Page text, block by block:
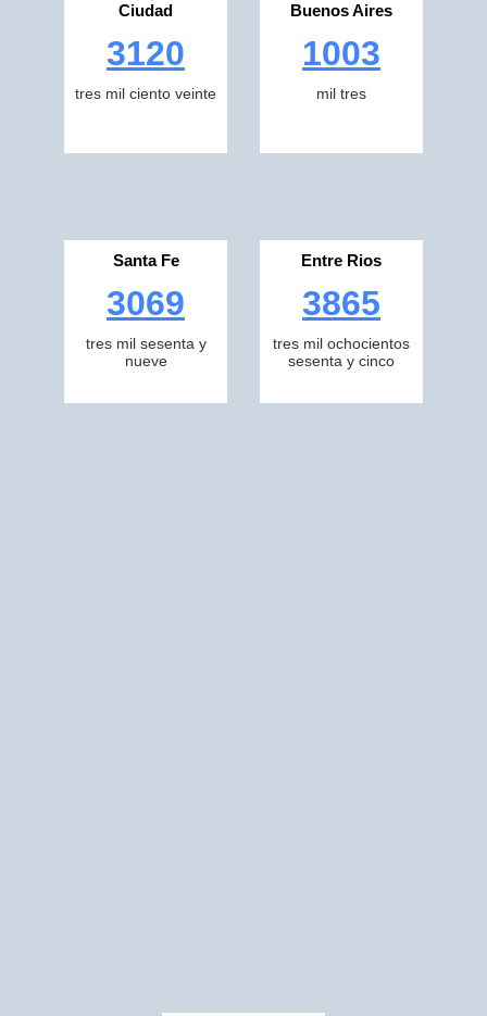
Ciudad
3120
tres mil ciento veinte
Buenos Aires
1003
mil tres
Santa Fe
3069
tres mil sesenta y
nueve
Entre Rios
3865
tres mil ochocientos
sesenta y cinco